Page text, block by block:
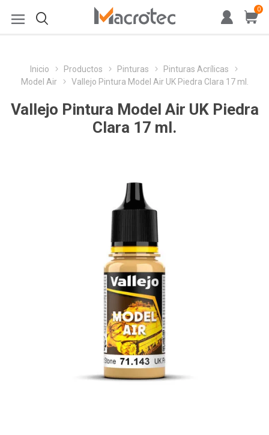
0
Inicio Productos Pinturas
Pinturas Acrílicas
Model Air
Vallejo Pintura Model Air UK Piedra Clara 17 ml.
Vallejo Pintura Model Air UK Piedra
Clara 17 ml.